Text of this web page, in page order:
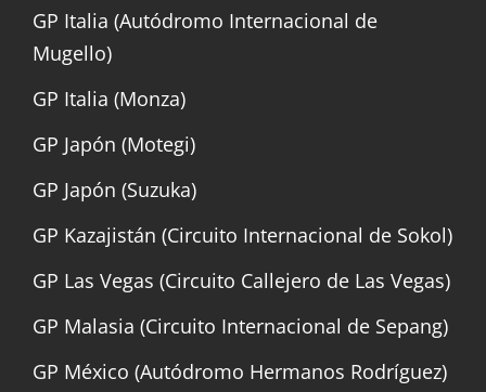
GP Italia (Autódromo Internacional de
Mugello)
GP Italia (Monza)
GP Japón (Motegi)
GP Japón (Suzuka)
GP Kazajistán (Circuito Internacional de Sokol)
GP Las Vegas (Circuito Callejero de Las Vegas)
GP Malasia (Circuito Internacional de Sepang)
GP México (Autódromo Hermanos Rodríguez)